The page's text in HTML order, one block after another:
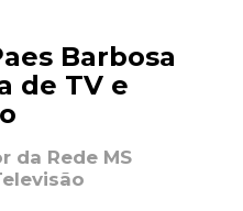
Barbosa
de TV e
da Rede MS